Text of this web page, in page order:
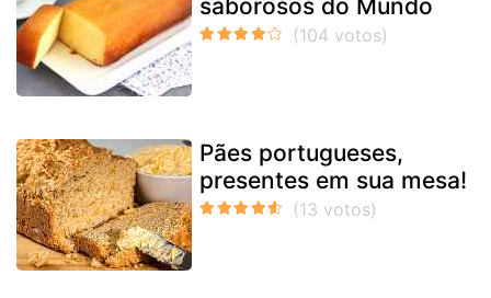
saborosos do Mundo
Pães portugueses,
presentes em sua mesa!